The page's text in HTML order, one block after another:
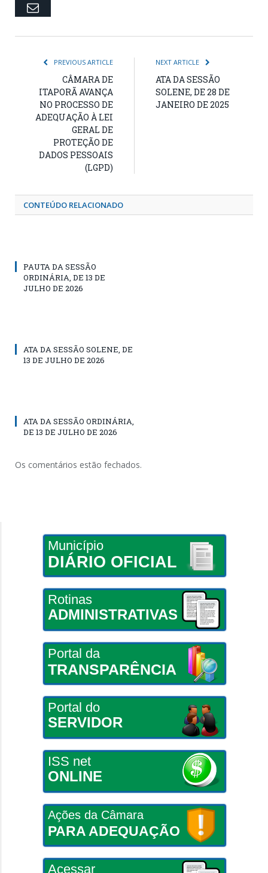
Email
PREVIOUS ARTICLE
CÂMARA DE
ITAPORÃ AVANÇA
NO PROCESSO DE
ADEQUAÇÃO À LEI
GERAL DE
PROTEÇÃO DE
DADOS PESSOAIS
(LGPD)
NEXT ARTICLE
ATA DA SESSÃO
SOLENE, DE 28 DE
JANEIRO DE 2025
CONTEÚDO RELACIONADO
PAUTA DA SESSÃO
ORDINÁRIA, DE 13 DE
JULHO DE 2026
ATA DA SESSÃO SOLENE, DE
13 DE JULHO DE 2026
ATA DA SESSÃO ORDINÁRIA,
DE 13 DE JULHO DE 2026
Os comentários estão fechados.
Município
DIÁRIO OFICIAL
Rotinas
ADMINISTRATIVAS
Portal da
TRANSPARÊNCIA
Portal do
SERVIDOR
ISS net
ONLINE
Ações da Câmara
PARA ADEQUAÇÃO
Acessar